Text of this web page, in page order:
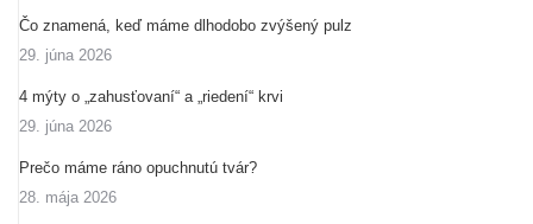
Čo znamená, keď máme dlhodobo zvýšený pulz
29. júna 2026
4 mýty o „zahusťovaní“ a „riedení“ krvi
29. júna 2026
Prečo máme ráno opuchnutú tvár?
28. mája 2026